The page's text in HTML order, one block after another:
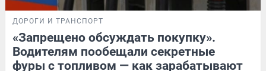
ДОРОГИ И ТРАНСПОРТ
«Запрещено обсуждать покупку».
Водителям пообещали секретные
фуры с топливом — как зарабатывают